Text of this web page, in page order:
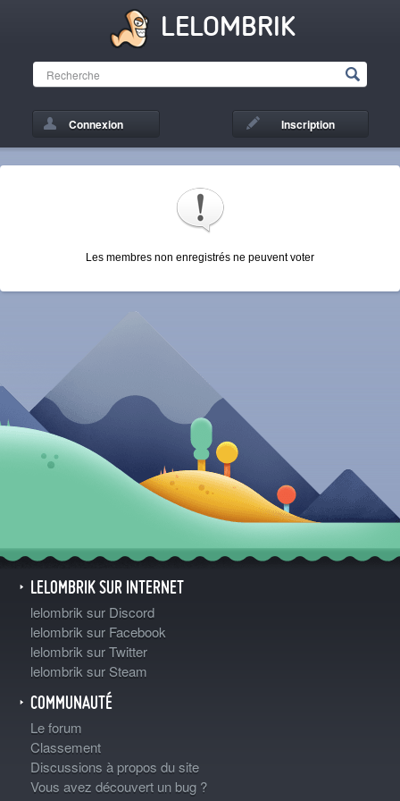
LELOMBRIK
Connexion Inscription
Les membres non enregistrés ne peuvent voter
LELOMBRIK SUR INTERNET
lelombrik sur Discord
lelombrik sur Facebook
lelombrik sur Twitter
lelombrik sur Steam
COMMUNAUTÉ
Le forum
Classement
Discussions à propos du site
Vous avez découvert un bug ?